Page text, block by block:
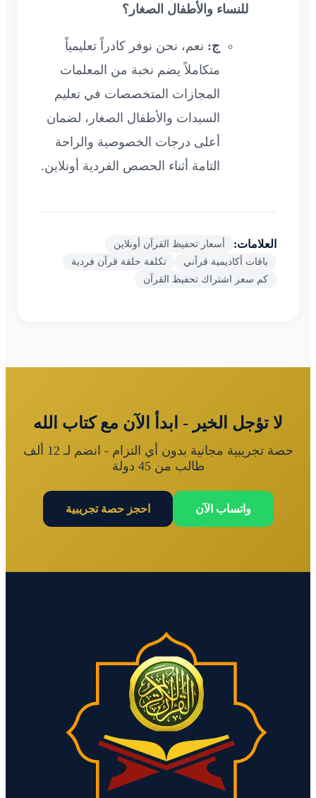
للنساء والأطفال الصغار؟
ج: نعم، نحن نوفر كادراً تعليمياً
متكاملاً يضم نخبة من المعلمات
المجازات المتخصصات في تعليم
السيدات والأطفال الصغار، لضمان
أعلى درجات الخصوصية والراحة
التامة أثناء الحصص الفردية أونلاين.
العلامات:
أسعار تحفيظ القرآن أونلاين
باقات أكاديمية قرآني
تكلفة حلقة قرآن فردية
كم سعر اشتراك تحفيظ القرآن
لا تؤجل الخير - ابدأ الآن مع كتاب الله
حصة تجريبية مجانية بدون أي التزام - انضم لـ 12 ألف
طالب من 45 دولة
واتساب الآن احجز حصة تجريبية